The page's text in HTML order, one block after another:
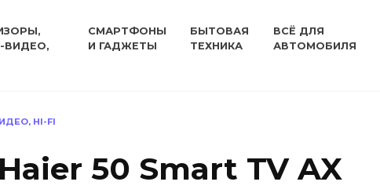
ВИДЕО,
СМАРТФОНЫ
И ГАДЖЕТЫ
БЫТОВАЯ
ТЕХНИКА
ВСЁ ДЛЯ
АВТОМОБИЛЯ
HI-FI
50 Smart TV AX